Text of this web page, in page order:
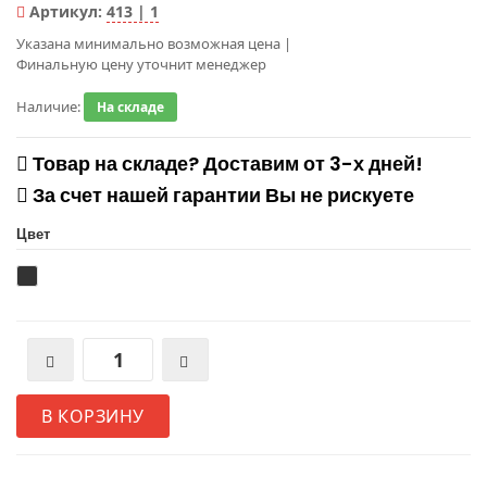
Артикул: 413 | 1
Указана минимально возможная цена |
Финальную цену уточнит менеджер
Наличие: На складе
Товар на складе? Доставим от 3-х дней!
За счет нашей гарантии Вы не рискуете
Цвет
В КОРЗИНУ